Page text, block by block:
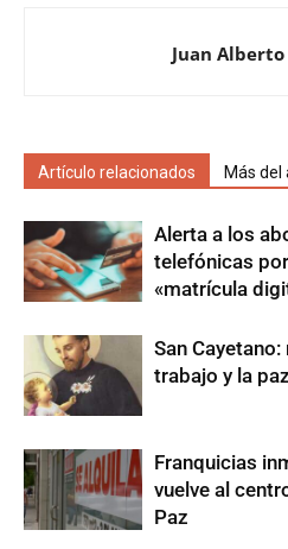
Juan
Artículo relacionados Más del
Alerta a los
telefónicas
«matrícula
San
trabajo y la
Franquicias
vuelve al
Paz